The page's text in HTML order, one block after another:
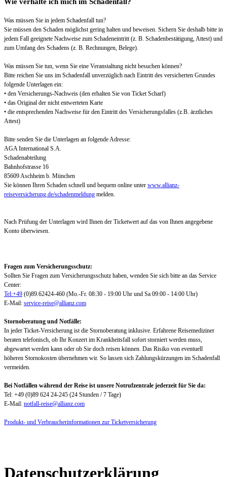
Was müssen Sie in jedem Schadenfall tun?
Sie müssen den Schaden möglichst gering halten und beweisen. Sichern Sie deshalb bitte in
jedem Fall geeignete Nachweise zum Schadeneintritt (z. B. Schadenbestätigung, Attest) und
zum Umfang des Schadens (z. B. Rechnungen, Belege).
Was müssen Sie tun, wenn Sie eine Veranstaltung nicht besuchen können?
Bitte reichen Sie uns im Schadenfall unverzüglich nach Eintritt des versicherten Grundes
folgende Unterlagen ein:
• den Versicherungs-Nachweis (den erhalten Sie von Ticket Scharf)
• das Original der nicht entwerteten Karte
• die entsprechenden Nachweise für den Eintritt des Versicherungsfalles (z.B. ärztliches
Attest)
Bitte senden Sie die Unterlagen an folgende Adresse:
AGA International S.A.
Schadenabteilung
Bahnhofstrasse 16
85609 Aschheim b. München
Sie können Ihren Schaden schnell und bequem online unter www.allianz-
reiseversicherung.de/schadenmeldung melden.
Nach Prüfung der Unterlagen wird Ihnen der Ticketwert auf das von Ihnen angegebene
Konto überwiesen.
Fragen zum Versicherungsschutz:
Sollten Sie Fragen zum Versicherungsschutz haben, wenden Sie sich bitte an das Service
Center:
Tel:+49 (0)89.62424-460 (Mo.-Fr. 08:30 - 19:00 Uhr und Sa 09:00 - 14:00 Uhr)
E-Mail: service-reise@allianz.com
Stornoberatung und Notfälle:
In jeder Ticket-Versicherung ist die Stornoberatung inklusive. Erfahrene Reisemediziner
beraten telefonisch, ob Ihr Konzert im Krankheitsfall sofort storniert werden muss,
abgewartet werden kann oder ob Sie doch reisen können. Das Risiko von eventuell
höheren Stornokosten übernehmen wir. So lassen sich Zahlungskürzungen im Schadenfall
vermeiden.
Bei Notfällen während der Reise ist unsere Notrufzentrale jederzeit für Sie da:
Tel: +49 (0)89 624 24-245 (24 Stunden / 7 Tage)
E-Mail: notfall-reise@allianz.com
Produkt- und Verbraucherinformationen zur Ticketversicherung
Datenschutzerklärung